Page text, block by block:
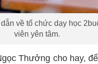
về tổ chức dạy học
viên yên tâm.
Thưởng cho hay,